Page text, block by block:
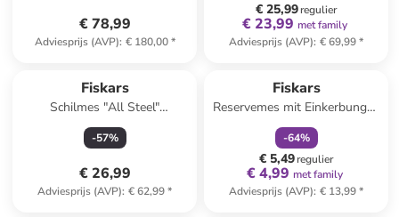
€ 78,99
Adviesprijs (AVP): € 180,00*
€ 25,99regulier
€ 23,99 met family
Adviesprijs (AVP): € 69,99*
Fiskars
Schilmes "All Steel"
zilverkleurig - (L)7 cm
-57%
€ 26,99
Adviesprijs (AVP): € 62,99*
Fiskars
Reservemes mit Einkerbungen
zilverkleurig - Ø 4,5 cm
-64%
€ 5,49regulier
€ 4,99 met family
Adviesprijs (AVP): € 13,99*